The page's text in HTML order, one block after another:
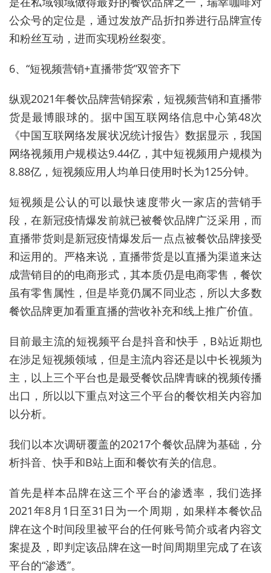
公众号的定位是，通过发放产品折扣券进行品牌宣传
和粉丝互动，进而实现粉丝裂变。
6、“短视频营销+直播带货”双管齐下
纵观2021年餐饮品牌营销探索，短视频营销和直播带
货是最博眼球的。据中国互联网络信息中心第48次
《中国互联网络发展状况统计报告》数据显示，我国
网络视频用户规模达9.44亿，其中短视频用户规模为
8.88亿，短视频应用人均单日使用时长为125分钟。
短视频是公认的可以最快速度带火一家店的营销手
段，在新冠疫情爆发前就已被餐饮品牌广泛采用，而
直播带货则是新冠疫情爆发后一点点被餐饮品牌接受
和运用的。严格来说，直播带货是以直播为渠道来达
成营销目的的电商形式，其本质仍是电商零售，餐饮
虽有零售属性，但是毕竟仍属不同业态，所以大多数
餐饮品牌更加看重直播的营收补充和线上推广价值。
目前最主流的短视频平台是抖音和快手，B站近期也
在涉足短视频领域，但是主流内容还是以中长视频为
主，以上三个平台也是最受餐饮品牌青睐的视频传播
出口，所以以下重点对这三个平台的餐饮相关内容加
以分析。
我们以本次调研覆盖的20217个餐饮品牌为基础，分
析抖音、快手和B站上面和餐饮有关的信息。
首先是样本品牌在这三个平台的渗透率，我们选择
2021年8月1日至31日为一个周期，如果样本餐饮品
牌在这个时间段里被平台的任何账号简介或者内容文
案提及，即判定该品牌在这一时间周期里完成了在该
平台的“渗透”。